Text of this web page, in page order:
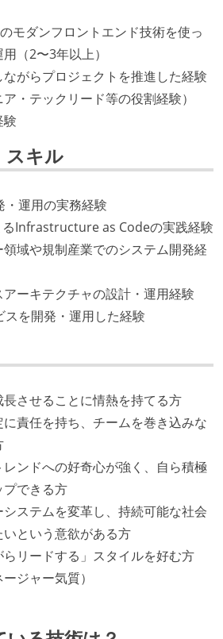
モダンフロントエンド技術を使っ
（2〜3年以上）
がらプロジェクトを推進した経験
ア・テックリード等の役割経験）
験
スキル
・運用の実務経験
Infrastructure as Codeの実践経験
域や規制産業でのシステム開発経
ーキテクチャの設計・運用経験
スを開発・運用した経験
させることに情熱を持てる方
責任を持ち、チームを巻き込みな
ンドへの好奇心が強く、自ら積極
できる方
ステムを変革し、持続可能な社会
という意欲がある方
らリードする」スタイルを好む方
ジャー気質）